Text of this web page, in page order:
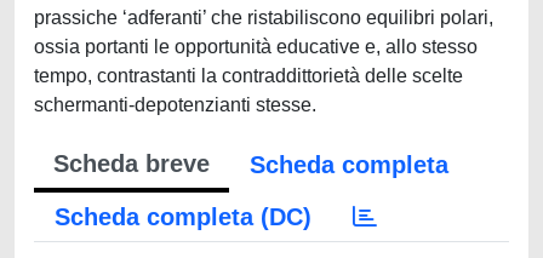
prassiche ‘adferanti’ che ristabiliscono equilibri polari,
ossia portanti le opportunità educative e, allo stesso
tempo, contrastanti la contraddittorietà delle scelte
schermanti-depotenzianti stesse.
Scheda breve
Scheda completa
Scheda completa (DC)